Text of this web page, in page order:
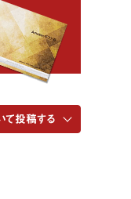
て投稿する